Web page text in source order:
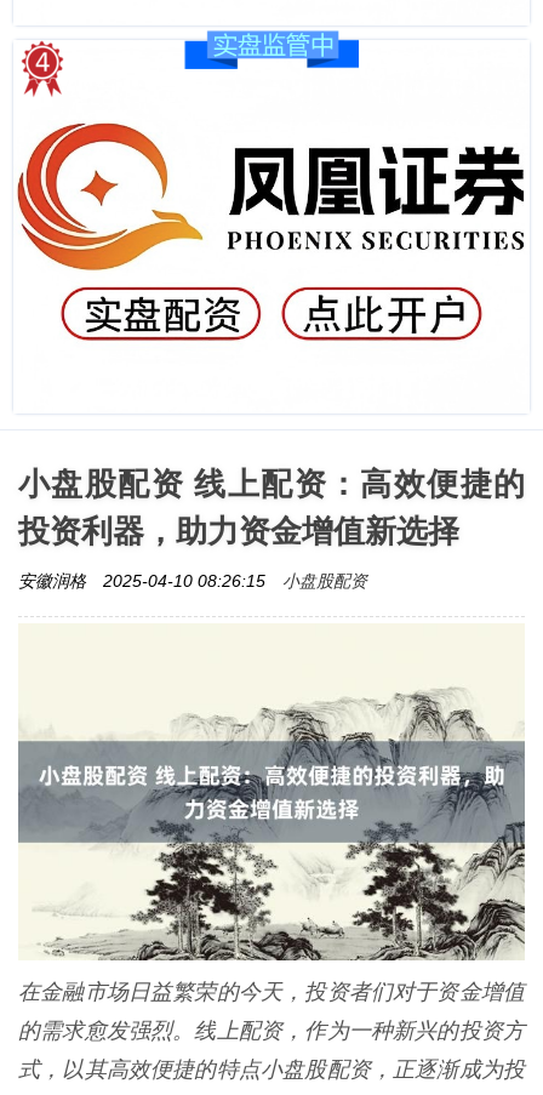
小盘股配资 线上配资：高效便捷的
投资利器，助力资金增值新选择
安徽润格 2025-04-10 08:26:15 小盘股配资
在金融市场日益繁荣的今天，投资者们对于资金增值
的需求愈发强烈。线上配资，作为一种新兴的投资方
式，以其高效便捷的特点小盘股配资，正逐渐成为投